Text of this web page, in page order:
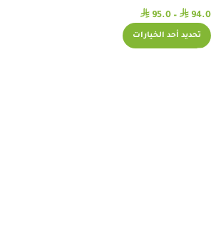
⃁ 94.0
–
⃁ 95.0
تحديد أحد الخيارات